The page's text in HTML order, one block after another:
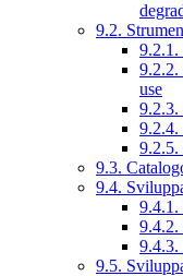
9.2.
9.2.1.
9.2.2.
use
9.2.3.
9.2.4.
9.2.5.
9.3.
9.4.
9.4.1.
9.5.